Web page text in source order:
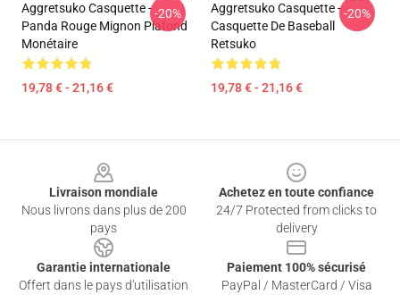
Aggretsuko Casquette -
Panda Rouge Mignon Plafond
Monétaire
19,78 € - 21,16 €
-20%
Aggretsuko Casquette -
Casquette De Baseball
Retsuko
19,78 € - 21,16 €
-20%
Livraison mondiale
Nous livrons dans plus de 200
pays
Achetez en toute confiance
24/7 Protected from clicks to
delivery
Garantie internationale
Offert dans le pays d'utilisation
Paiement 100% sécurisé
PayPal / MasterCard / Visa